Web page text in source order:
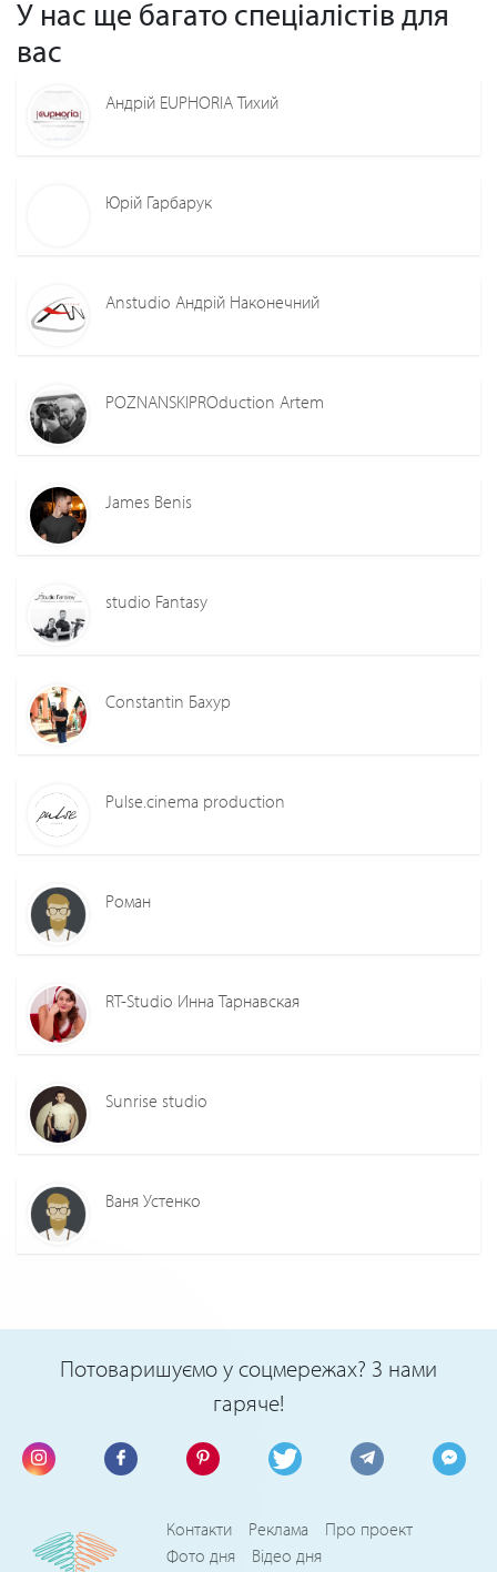
У нас ще багато спеціалістів для
вас
Андрій EUPHORIA Тихий
Юрій Гарбарук
Anstudio Андрій Наконечний
POZNANSKIPROduction Artem
James Benis
studio Fantasy
Constantin Бахур
Pulse.cinema production
Роман
RT-Studio Инна Тарнавская
Sunrise studio
Ваня Устенко
Потоваришуємо у соцмережах? З нами
гаряче!
Контакти Реклама
Про проект
Фото дня
Відео дня